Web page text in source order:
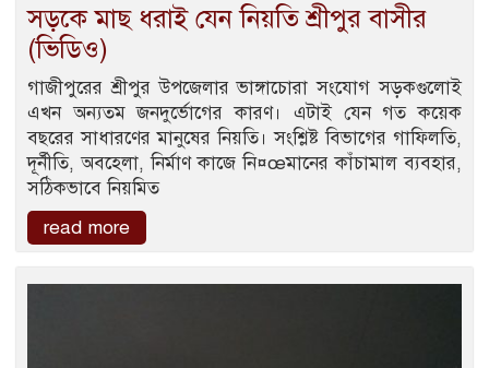
সড়কে মাছ ধরাই যেন নিয়তি শ্রীপুর বাসীর
(ভিডিও)
গাজীপুরের শ্রীপুর উপজেলার ভাঙ্গাচোরা সংযোগ সড়কগুলোই
এখন অন্যতম জনদুর্ভোগের কারণ। এটাই যেন গত কয়েক
বছরের সাধারণের মানুষের নিয়তি। সংশ্লিষ্ট বিভাগের গাফিলতি,
দূর্নীতি, অবহেলা, নির্মাণ কাজে নি¤œমানের কাঁচামাল ব্যবহার,
সঠিকভাবে নিয়মিত
read more